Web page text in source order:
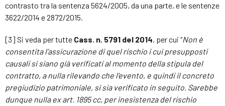
contrasto tra la sentenza 5624/2005, da una parte, e le sentenze
3622/2014 e 2872/2015.
[3] Si veda per tutte Cass. n. 5791 del 2014, per cui “Non è
consentita l’assicurazione di quel rischio i cui presupposti
causali si siano già verificati al momento della stipula del
contratto, a nulla rilevando che l’evento, e quindi il concreto
pregiudizio patrimoniale, si sia verificato in seguito. Sarebbe
dunque nulla ex art. 1895 cc, per inesistenza del rischio